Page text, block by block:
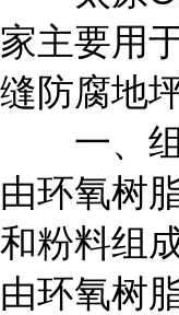
家主要用
缝防腐地坪
一、
由环氧树
和粉料组
由环氧树